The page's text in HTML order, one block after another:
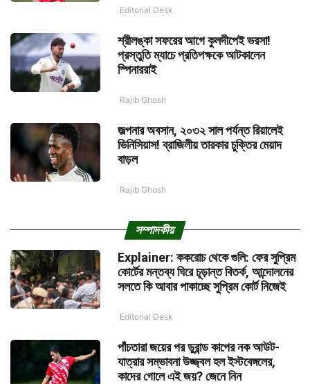
Editorial Desk
শ্রীলঙ্কা সফরের আগে কুলদীপেই ভরসা!
প্রস্তুতি ম্যাচে প্রতিপক্ষকে আটকালেন
স্পিনাররাই
Rajib Ghosh
জল্পনার অবসান, ২০৩২ সাল পর্যন্ত রিয়ালেই
ভিনিসিয়াস! ব্রাজিলীয় তারকার চুক্তির মেয়াদ
বাড়ল
Rajib Ghosh
সম্পাদকীয়
Explainer: ককরোচ থেকে গুলি: ফের সুপ্রিম
কোর্টের মন্তব্য ঘিরে চূড়ান্ত বিতর্ক, আন্দোলনের
সলতে কি আবার পাকাচ্ছে সুপ্রিম কোর্ট নিজেই
Editorial Desk
পাঁচতারা জয়ের পর ডুরান্ড কাপের নক আউট-
যাত্রার সম্ভাবনা উজ্জ্বল হল ইস্টবেঙ্গলের,
কাদের গোলে এই জয়? জেনে নিন